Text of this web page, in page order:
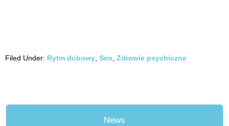
Filed Under: Rytm dobowy Sen Zdrowie psychiczne
News